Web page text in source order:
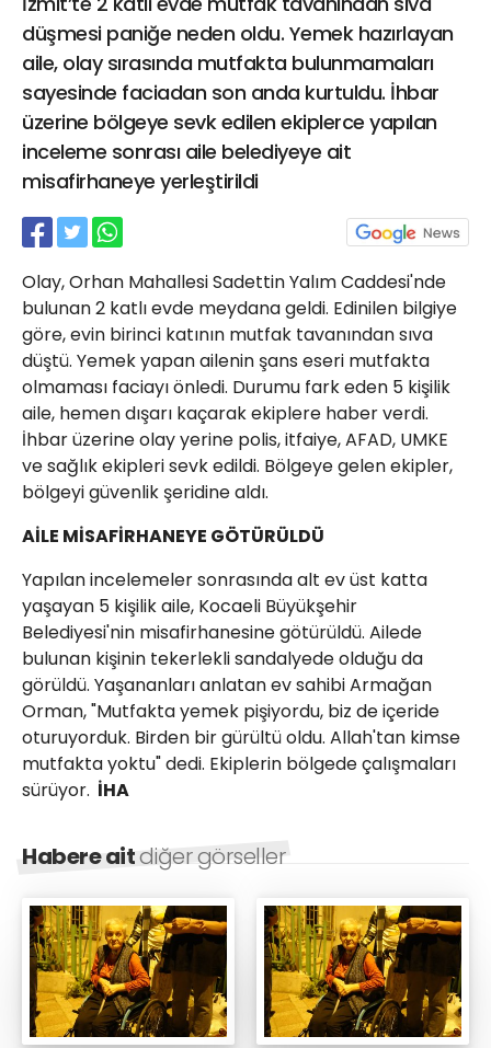
düşmesi paniğe neden oldu. Yemek hazırlayan
aile, olay sırasında mutfakta bulunmamaları
sayesinde faciadan son anda kurtuldu. İhbar
üzerine bölgeye sevk edilen ekiplerce yapılan
inceleme sonrası aile belediyeye ait
misafirhaneye yerleştirildi
Olay, Orhan Mahallesi Sadettin Yalım Caddesi'nde
bulunan 2 katlı evde meydana geldi. Edinilen bilgiye
göre, evin birinci katının mutfak tavanından sıva
düştü. Yemek yapan ailenin şans eseri mutfakta
olmaması faciayı önledi. Durumu fark eden 5 kişilik
aile, hemen dışarı kaçarak ekiplere haber verdi.
İhbar üzerine olay yerine polis, itfaiye, AFAD, UMKE
ve sağlık ekipleri sevk edildi. Bölgeye gelen ekipler,
bölgeyi güvenlik şeridine aldı.
AİLE MİSAFİRHANEYE GÖTÜRÜLDÜ
Yapılan incelemeler sonrasında alt ev üst katta
yaşayan 5 kişilik aile, Kocaeli Büyükşehir
Belediyesi'nin misafirhanesine götürüldü. Ailede
bulunan kişinin tekerlekli sandalyede olduğu da
görüldü. Yaşananları anlatan ev sahibi Armağan
Orman, "Mutfakta yemek pişiyordu, biz de içeride
oturuyorduk. Birden bir gürültü oldu. Allah'tan kimse
mutfakta yoktu" dedi. Ekiplerin bölgede çalışmaları
sürüyor. İHA
Habere aitdiğer görseller
21 Gölcük
02624132333
haber@golcukpostasi.com